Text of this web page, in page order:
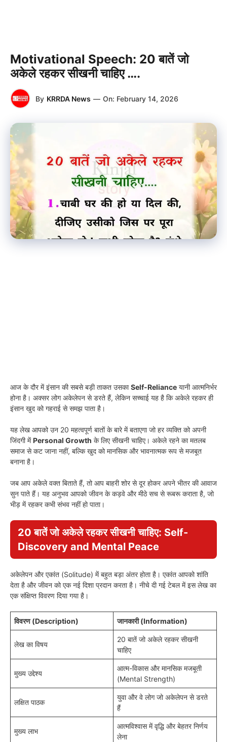
Motivational Speech: 20 बातें जो
अकेले रहकर सीखनी चाहिए ….
By KRRDA News — On: February 14, 2026
आज के दौर में इंसान की सबसे बड़ी ताकत उसकाSelf-Reliance यानी आत्मनिर्भर
होना है। अक्सर लोग अकेलेपन से डरते हैं, लेकिन सच्चाई यह है कि अकेले रहकर ही
इंसान खुद को गहराई से समझ पाता है।
यह लेख आपको उन 20 महत्वपूर्ण बातों के बारे में बताएगा जो हर व्यक्ति को अपनी
जिंदगी में Personal Growth के लिए सीखनी चाहिए। अकेले रहने का मतलब
समाज से कट जाना नहीं, बल्कि खुद को मानसिक और भावनात्मक रूप से मजबूत
बनाना है।
जब आप अकेले वक्त बिताते हैं, तो आप बाहरी शोर से दूर होकर अपने भीतर की आवाज
सुन पाते हैं। यह अनुभव आपको जीवन के कड़वे और मीठे सच से रूबरू कराता है, जो
भीड़ में रहकर कभी संभव नहीं हो पाता।
20 बातें जो अकेले रहकर सीखनी चाहिए: Self-
Discovery and Mental Peace
अकेलेपन और एकांत (Solitude) में बहुत बड़ा अंतर होता है। एकांत आपको शांति
देता है और जीवन को एक नई दिशा प्रदान करता है। नीचे दी गई टेबल में इस लेख का
एक संक्षिप्त विवरण दिया गया है।
विवरण (Description) जानकारी (Information)
लेख का विषय
20 बातें जो अकेले रहकर सीखनी
चाहिए
मुख्य उद्देश्य
आत्म-विकास और मानसिक मजबूती
(Mental Strength)
लक्षित पाठक
युवा और वे लोग जो अकेलेपन से डरते
हैं
मुख्य लाभ
आत्मविश्वास में वृद्धि और बेहतर निर्णय
लेना